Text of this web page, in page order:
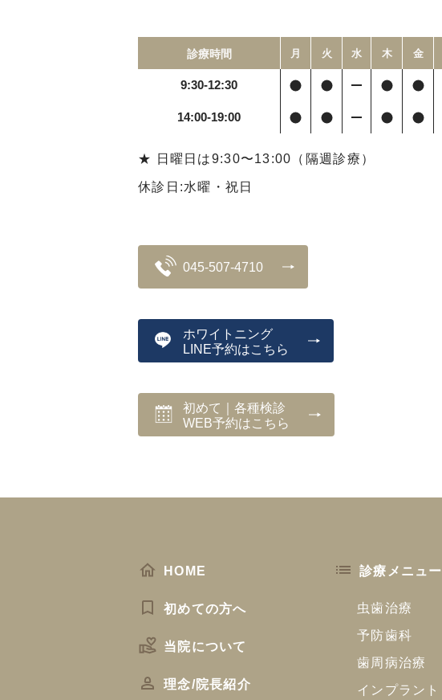
診療時間 月 火 水 木 金
9:30-12:30
14:00-19:00
★ 日曜日は9:30〜13:00（隔週診療）
休診日:水曜・祝日
045-507-4710
ホワイトニング
LINE予約はこちら
初めて｜各種検診
WEB予約はこちら
HOME
初めての方へ
当院について
理念/院長紹介
診療メニュー
虫歯治療
予防歯科
歯周病治療
インプラント